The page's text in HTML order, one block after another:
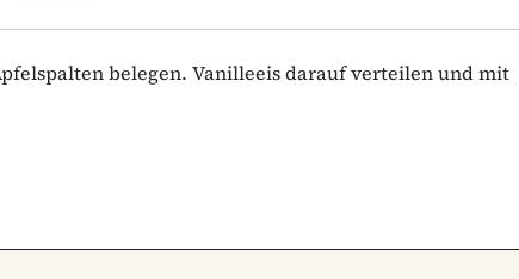
belegen. Vanilleeis darauf verteilen und mit